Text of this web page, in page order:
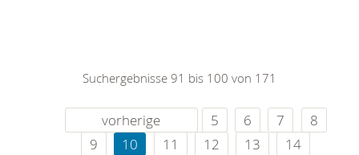
Suchergebnisse 91 bis 100 von 171
vorherige 5 6 7
8
9
10 11 12 13
14